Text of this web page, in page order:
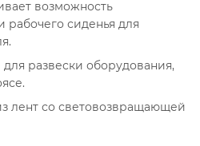
возможность
рабочего сиденья для
развески оборудования,
лент со световозвращающей